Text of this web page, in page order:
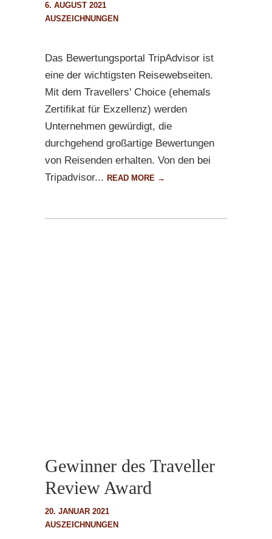
6. AUGUST 2021
AUSZEICHNUNGEN
Das Bewertungsportal TripAdvisor ist
eine der wichtigsten Reisewebseiten.
Mit dem Travellers' Choice (ehemals
Zertifikat für Exzellenz) werden
Unternehmen gewürdigt, die
durchgehend großartige Bewertungen
von Reisenden erhalten. Von den bei
Tripadvisor... READ MORE →
Gewinner des Traveller
Review Award
20. JANUAR 2021
AUSZEICHNUNGEN